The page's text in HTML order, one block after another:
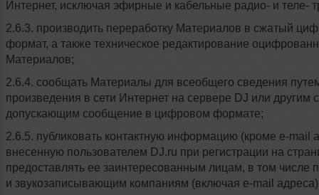
Интернет, исключая эфирные и кабельные радио- и теле-
2.6.3. производить переработку Материалов в сжатый
формат, а также техническое редактирование
Материалов;
2.6.4. сообщать Материалы для всеобщего сведения
произведения в сети Интернет на сервере DJ или другим
допускающим сообщение в цифровом формате;
2.6.5. публиковать контактную информацию (кроме e-mail
внесенную пользователем DJ.ru при регистрации на
предоставлять ее заинтересованным лицам, в том числе
и звукозаписывающим компаниям (включая e-mail